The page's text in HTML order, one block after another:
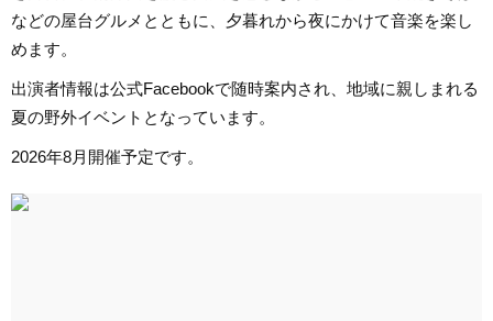
などの屋台グルメとともに、夕暮れから夜にかけて音楽を楽し
めます。
出演者情報は公式Facebookで随時案内され、地域に親しまれる
夏の野外イベントとなっています。
2026年8月開催予定です。